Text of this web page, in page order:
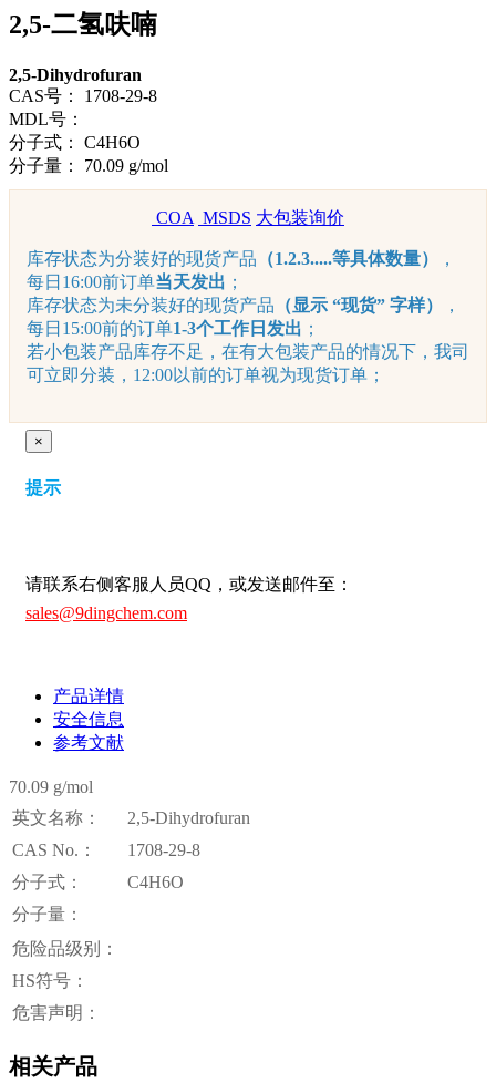
2,5-二氢呋喃
2,5-Dihydrofuran
CAS号：
1708-29-8
MDL号：
分子式：
C4H6O
分子量：
70.09 g/mol
COA MSDS 大包装询价
库存状态为分装好的现货产品 （1.2.3.....等具体数量）
，
每日16:00前订单当天发出 ；
库存状态为未分装好的现货产品 （显示 “现货” 字样）
，
每日15:00前的订单1-3个工作日发出 ；
若小包装产品库存不足，在有大包装产品的情况下，我司
可立即分装，12:00以前的订单视为现货订单；
×
提示
请联系右侧客服人员QQ，或发送邮件至：
sales@9dingchem.com
产品详情
安全信息
参考文献
70.09 g/mol
英文名称：
2,5-Dihydrofuran
CAS No.：
1708-29-8
分子式：
C4H6O
分子量：
危险品级别：
HS符号：
危害声明：
相关产品